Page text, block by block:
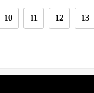
10 11 12 13